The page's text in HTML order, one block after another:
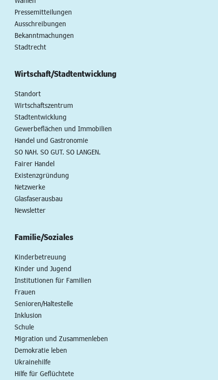
Pressemitteilungen
Ausschreibungen
Bekanntmachungen
Stadtrecht
Wirtschaft/Stadtentwicklung
Standort
Wirtschaftszentrum
Stadtentwicklung
Gewerbeflächen und Immobilien
Handel und Gastronomie
SO NAH. SO GUT. SO LANGEN.
Fairer Handel
Existenzgründung
Netzwerke
Glasfaserausbau
Newsletter
Familie/Soziales
Kinderbetreuung
Kinder und Jugend
Institutionen für Familien
Frauen
Senioren/Haltestelle
Inklusion
Schule
Migration und Zusammenleben
Demokratie leben
Ukrainehilfe
Hilfe für Geflüchtete